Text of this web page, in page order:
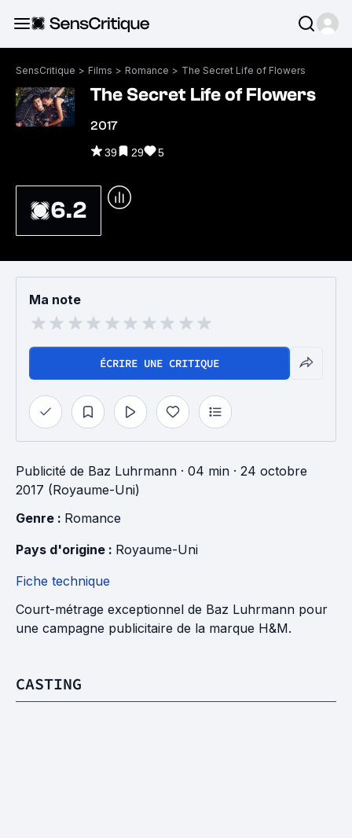
SensCritique > Films > Romance > The Secret Life of Flowers
The Secret Life of Flowers
2017
39 29 5
6.2
Ma note
ÉCRIRE UNE CRITIQUE
Publicité de Baz Luhrmann · 04 min · 24 octobre
2017 (Royaume-Uni)
Genre : Romance
Pays d'origine : Royaume-Uni
Fiche technique
Court-métrage exceptionnel de Baz Luhrmann pour
une campagne publicitaire de la marque H&M.
CASTING